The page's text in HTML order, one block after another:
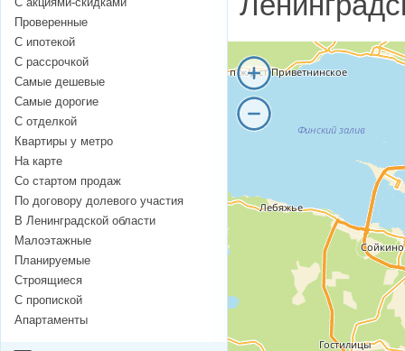
Проверенные
С ипотекой
С рассрочкой
Самые дешевые
Самые дорогие
С отделкой
Квартиры у метро
На карте
Со стартом продаж
По договору долевого участия
В Ленинградской области
Малоэтажные
Планируемые
Строящиеся
С пропиской
Апартаменты